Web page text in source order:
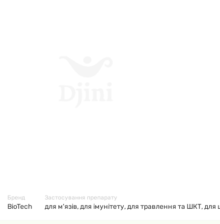
Бренд
BioTech
Застосування препарату
для м'язів, для імунітету, для травлення та ШКТ,